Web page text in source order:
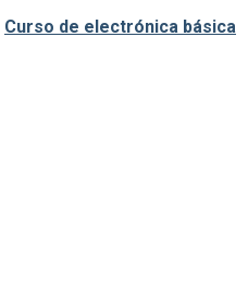
Curso de electrónica básica